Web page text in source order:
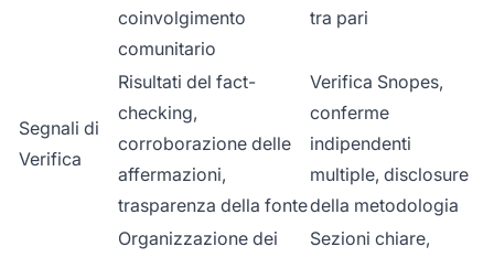
coinvolgimento
comunitario
tra pari
Segnali di
Verifica
Risultati del fact-
checking,
corroborazione delle
affermazioni,
trasparenza della fonte
Verifica Snopes,
conferme
indipendenti
multiple, disclosure
della metodologia
Organizzazione dei
Sezioni chiare,